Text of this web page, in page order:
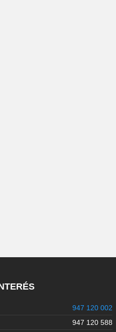
947 120 002
947 120 588